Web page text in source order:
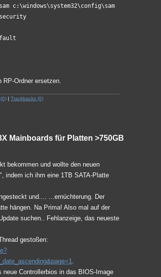
c:\windows\system32\config\sam
RP-Ordner ersetzen.
| Trackbacks (0)
Mainboards für Platten >750GB
bekommen und wollte den neuen
indem ich ihm eine 1TB SATA-Platte
und.... ...ernüchterung. Der
hängen. Na Prima! Also mal auf der
suchen.. Fehlanzeige, das neueste
gestoßen:
.
Controllerbios in das BIOS-Image